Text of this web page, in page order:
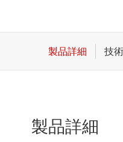
製品詳細